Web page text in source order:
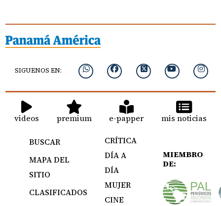
SIGUENOS EN:
videos premium e-papper mis noticias
BUSCAR
MAPA DEL
SITIO
CLASIFICADOS
CRÍTICA
DÍA A
DÍA
MUJER
CINE
MIEMBRO
DE: